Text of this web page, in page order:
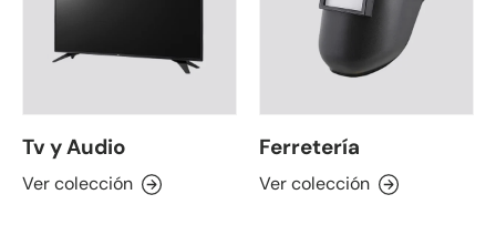
Tv y Audio
Ver colección
Ferretería
Ver colección